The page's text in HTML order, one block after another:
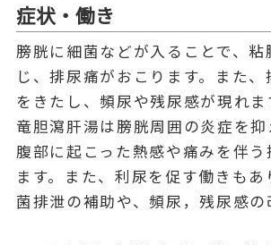
症状・働き
膀胱に細菌などが入ることで、粘
じ、排尿痛がおこります。また
をきたし、頻尿や残尿感が現れま
竜胆瀉肝湯は膀胱周囲の炎症を抑
腹部に起こった熱感や痛みを伴う
ます。また、利尿を促す働きも
菌排泄の補助や、頻尿，残尿感の